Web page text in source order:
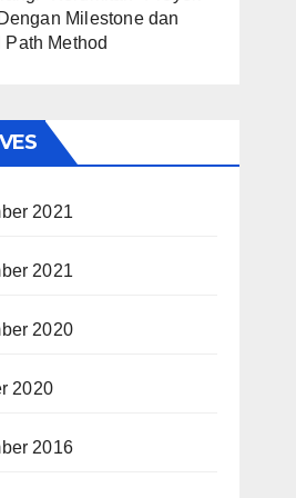
Milestone dan
Method
2021
2021
2020
2020
2016